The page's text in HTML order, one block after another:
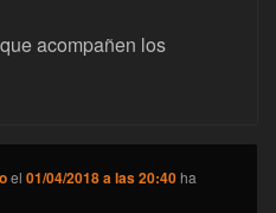
acompañen los
el01/04/2018 a las 20:40 ha